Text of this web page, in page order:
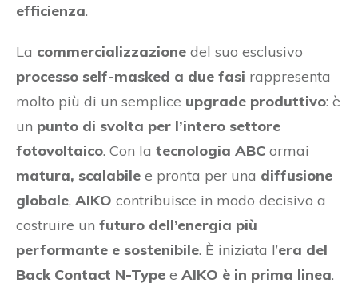
efficienza.
La commercializzazione del suo esclusivo
processo self-masked a due fasi rappresenta
molto più di un semplice upgrade produttivo: è
un punto di svolta per l’intero settore
fotovoltaico. Con la tecnologia ABC ormai
matura, scalabile e pronta per una diffusione
globale, AIKO contribuisce in modo decisivo a
costruire un futuro dell’energia più
performante e sostenibile. È iniziata l’era del
Back Contact N-Type e AIKO è in prima linea.